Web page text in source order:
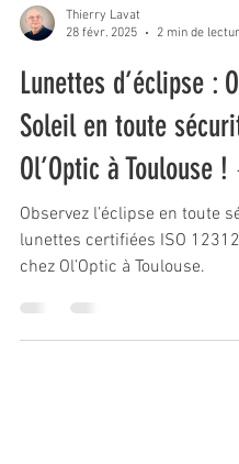
Thierry Lavat
28 févr. 2025
2 min de
Lunettes d’éclipse :
Soleil en toute
Ol’Optic à
Observez l’éclipse en toute
lunettes certifiées ISO
chez Ol’Optic à Toulouse.